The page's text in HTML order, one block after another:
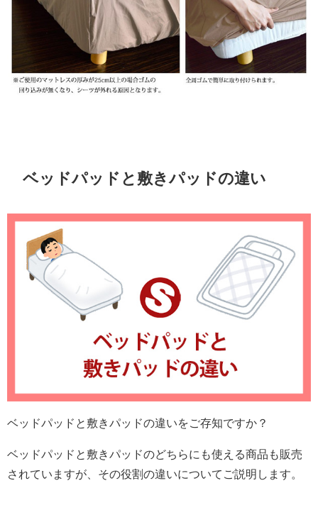
ベッドパッドと敷きパッドの違い
ベッドパッドと敷きパッドの違いをご存知ですか？
ベッドパッドと敷きパッドのどちらにも使える商品も販売
されていますが、その役割の違いについてご説明します。